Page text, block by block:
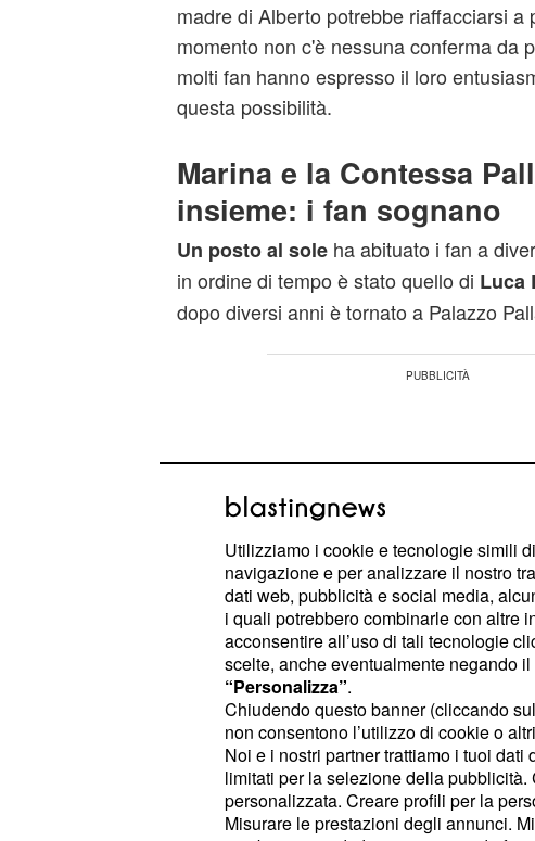
madre di Alberto potrebbe riaffacciarsi a
momento non c'è nessuna conferma da
molti fan hanno espresso il loro
questa possibilità.
Marina e la Contessa
insieme: i fan sognano
Un posto al soleha abituato i fan a
in ordine di tempo è stato quello di Luca
dopo diversi anni è tornato a Palazzo
Intanto una foto diNina Soldanosta
in merito al possibile ritorno della
assente dalle scene da molte stagioni.
Utilizziamo i cookie e tecnologie simili
navigazione e per analizzare il nostro
dati web, pubblicità e social media,
i quali potrebbero combinarle con altre
acconsentire all’uso di tali tecnologie
scelte, anche eventualmente negando
“Personalizza”.
Chiudendo questo banner (cliccando
non consentono l’utilizzo di cookie o
Noi e i nostri partner trattiamo i tuoi
limitati per la selezione della
personalizzata. Creare profili per la
Misurare le prestazioni degli annunci.